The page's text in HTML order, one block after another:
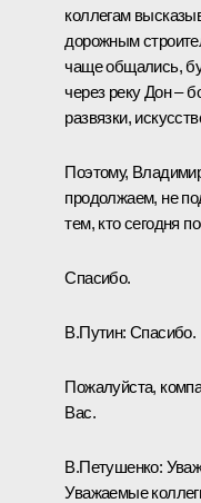
коллегам
дорожным
чаще общались,
через реку Дон –
развязки,
Поэтому,
продолжаем, не
тем, кто сегодня
Спасибо.
В.Путин: Спасибо.
Пожалуйста,
Вас.
В.Петушенко:
Уважаемые